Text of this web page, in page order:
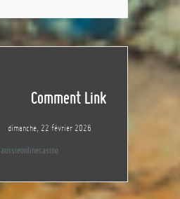
Comment Link
dimanche, 22 février 2026
aussieonlinecasino